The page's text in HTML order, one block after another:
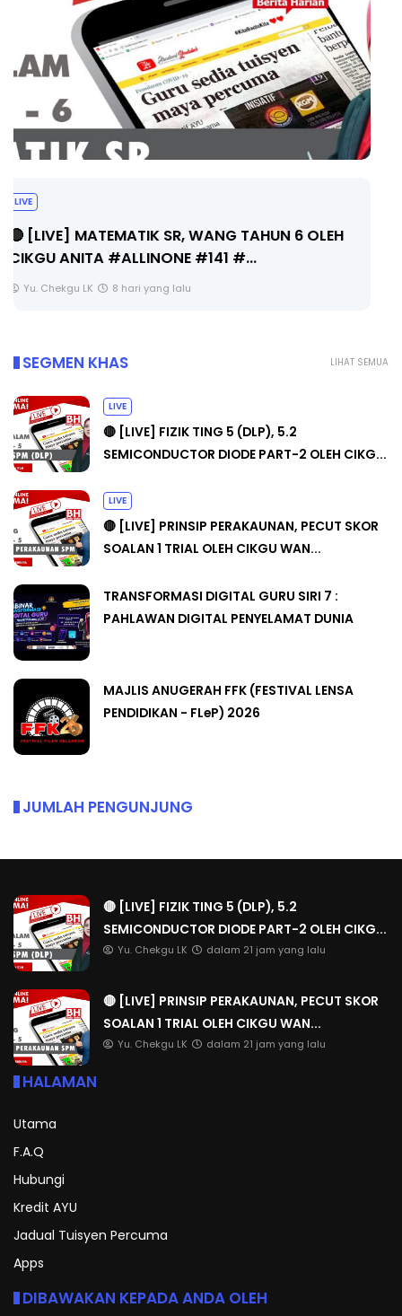
Sejarah Tingkatan 4
Unknown 8 hari yang lalu
LIHAT SEMUA
SEGMEN KHAS
LIVE
🔴 [LIVE] FIZIK TING 5 (DLP), 5.2
SEMICONDUCTOR DIODE PART-2 OLEH CIKG...
LIVE
🔴 [LIVE] PRINSIP PERAKAUNAN, PECUT SKOR
SOALAN 1 TRIAL OLEH CIKGU WAN...
TRANSFORMASI DIGITAL GURU SIRI 7 :
PAHLAWAN DIGITAL PENYELAMAT DUNIA
MAJLIS ANUGERAH FFK (FESTIVAL LENSA
PENDIDIKAN - FLeP) 2026
JUMLAH PENGUNJUNG
🔴 [LIVE] FIZIK TING 5 (DLP), 5.2
SEMICONDUCTOR DIODE PART-2 OLEH CIKG...
Yu. Chekgu LK dalam 21 jam yang lalu
🔴 [LIVE] PRINSIP PERAKAUNAN, PECUT SKOR
SOALAN 1 TRIAL OLEH CIKGU WAN...
Yu. Chekgu LK dalam 21 jam yang lalu
HALAMAN
Utama
F.A.Q
Hubungi
Kredit AYU
Jadual Tuisyen Percuma
Apps
DIBAWAKAN KEPADA ANDA OLEH